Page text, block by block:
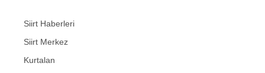
Siirt Haberleri
Siirt Merkez
Kurtalan